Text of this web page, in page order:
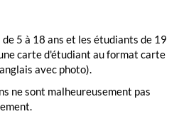
5 à 18 ans et les étudiants de 19
carte d'étudiant au format carte
avec photo).
ne sont malheureusement pas